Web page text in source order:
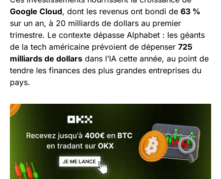
Google Cloud, dont les revenus ont bondi de 63 %
sur un an, à 20 milliards de dollars au premier
trimestre. Le contexte dépasse Alphabet : les géants
de la tech américaine prévoient de dépenser 725
milliards de dollars dans l’IA cette année, au point de
tendre les finances des plus grandes entreprises du
pays.